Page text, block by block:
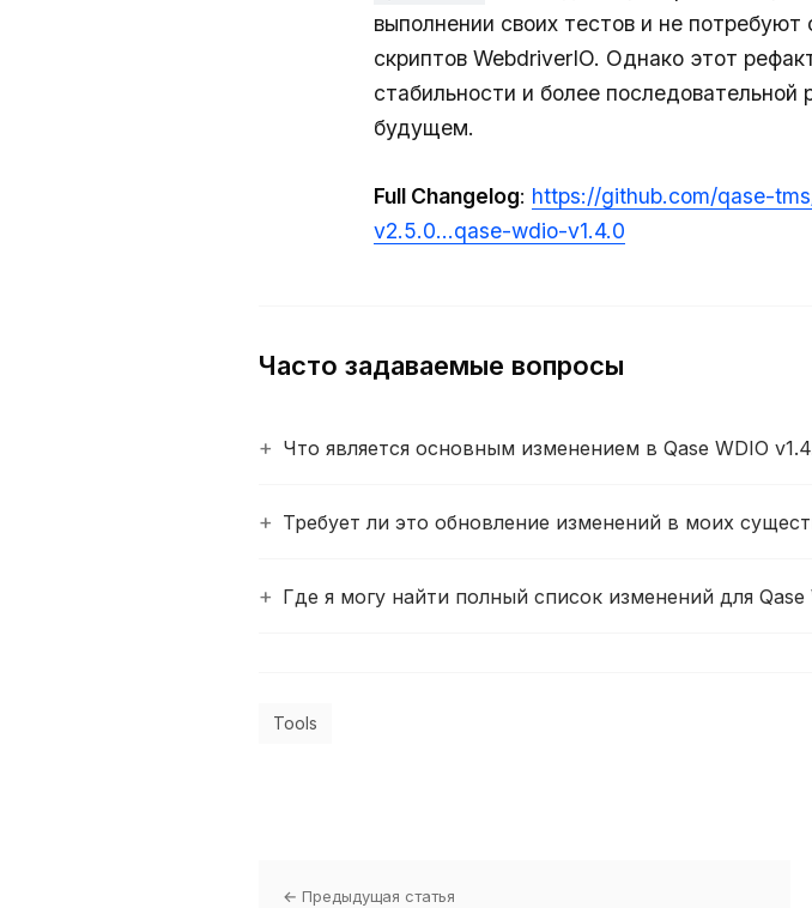
выполнении своих тестов и не
скриптов WebdriverIO. Однако этот
стабильности и более
будущем.
Full Changelog: https://github.com/qase-
v2.5.0…qase-wdio-v1.4.0
Часто задаваемые вопросы
Что является основным изменением в Qase WDIO
Требует ли это обновление изменений в моих
Где я могу найти полный список изменений для Qase
Tools
← Предыдущая статья